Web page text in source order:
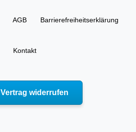
AGB Barrierefreiheitserklärung
Kontakt
Vertrag widerrufen